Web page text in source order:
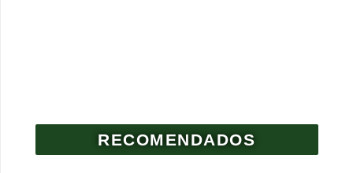
RECOMENDADOS